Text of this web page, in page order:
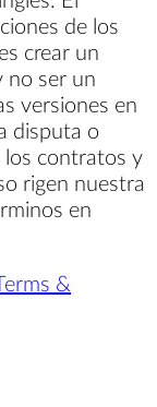
de los
crear un
no ser un
versiones en
disputa o
los contratos y
rigen nuestra
en
&